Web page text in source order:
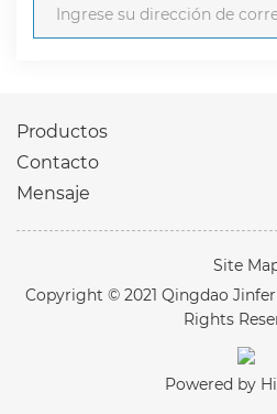
Productos
Contacto
Mensaje
Site
Copyright © 2021 Qingdao
Rights
Powered by